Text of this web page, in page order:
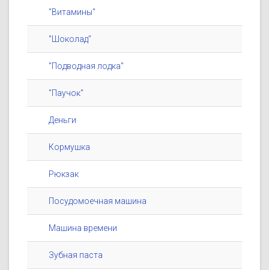
"Витамины"
"Шоколад"
"Подводная лодка"
"Паучок"
Деньги
Кормушка
Рюкзак
Посудомоечная машина
Машина времени
Зубная паста